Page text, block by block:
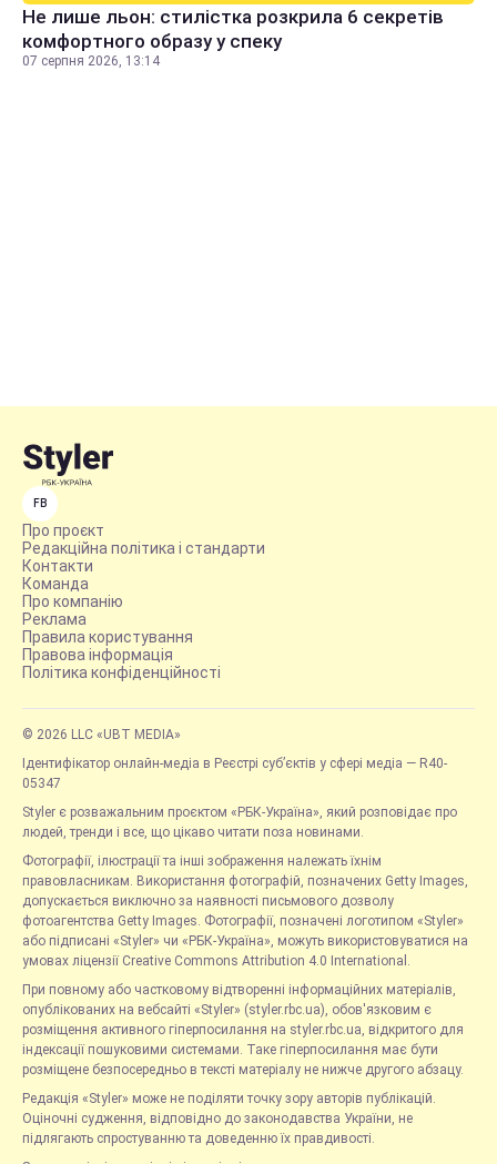
Не лише льон: стилістка розкрила 6 секретів
комфортного образу у спеку
07 серпня 2026, 13:14
FB
Про проєкт
Редакційна політика і стандарти
Контакти
Команда
Про компанію
Реклама
Правила користування
Правова інформація
Політика конфіденційності
© 2026 LLC «UBT MEDIA»
Ідентифікатор онлайн-медіа в Реєстрі суб’єктів у сфері медіа — R40-
05347
Styler є розважальним проєктом «РБК-Україна», який розповідає про
людей, тренди і все, що цікаво читати поза новинами.
Фотографії, ілюстрації та інші зображення належать їхнім
правовласникам. Використання фотографій, позначених Getty Images,
допускається виключно за наявності письмового дозволу
фотоагентства Getty Images. Фотографії, позначені логотипом «Styler»
або підписані «Styler» чи «РБК-Україна», можуть використовуватися на
умовах ліцензії Creative Commons Attribution 4.0 International.
При повному або частковому відтворенні інформаційних матеріалів,
опублікованих на вебсайті «Styler» (styler.rbc.ua), обов'язковим є
розміщення активного гіперпосилання на styler.rbc.ua, відкритого для
індексації пошуковими системами. Таке гіперпосилання має бути
розміщене безпосередньо в тексті матеріалу не нижче другого абзацу.
Редакція «Styler» може не поділяти точку зору авторів публікацій.
Оціночні судження, відповідно до законодавства України, не
підлягають спростуванню та доведенню їх правдивості.